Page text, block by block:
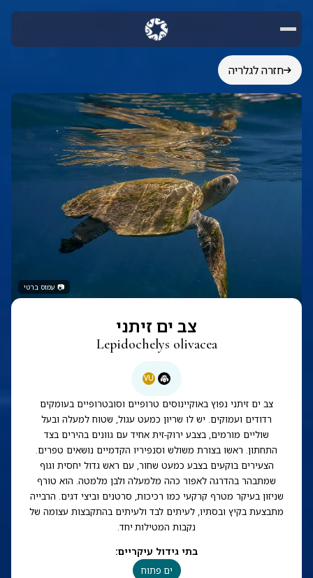
חזרה לגלריה
📷 עמוס ברטי
צב ים זיתני
Lepidochelys olivacea
VU
צב ים זיתני נפוץ באוקיינוסים טרופיים וסובטרופיים בעומקים
רדודים ועמוקים. יש לו שריון כמעט עגול, שטוח למעלה ובעל
שוליים מורמים, בצבע ירוק-זית אחיד עם גוונים בהירים בצד
התחתון. ראשו בצורת משולש וסנפיריו הקדמיים נושאים טפרים.
הצעירים בוקעים בצבע כמעט שחור, עם ראש גדול יחסית וגוף
שמתבהר בהדרגה לאפור כהה מלמעלה ולבן מלמטה. הוא טורף
שניזון בעיקר מטרף קרקעי כמו רכיכות, סרטנים וביצי דגים. הרבייה
מתבצעת בקיץ ובסתיו, לעיתים לבד ולעיתים בהתקבצות עצומה של
נקבות המטילות יחד.
בתי גידול עיקריים:
ים פתוח